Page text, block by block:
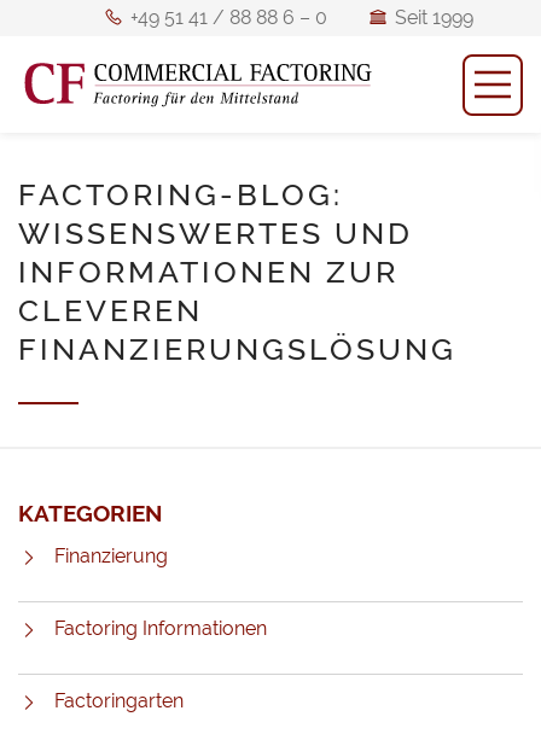
+49
41
88
6
–
0
+49 51 41 / 88 88 6 – 0
Seit
Seit 1999
Mitglied
des
Mitglied des BFM
FACTORING-BLOG:
WISSENSWERTES UND
INFORMATIONEN ZUR
CLEVEREN
FINANZIERUNGSLÖSUNG
KATEGORIEN
Finanzierung
Factoring Informationen
Factoringarten